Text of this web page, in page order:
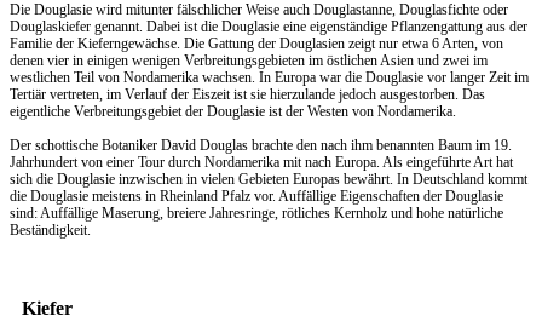
Die Douglasie wird mitunter fälschlicher Weise auch Douglastanne, Douglasfichte oder
Douglaskiefer genannt. Dabei ist die Douglasie eine eigenständige Pflanzengattung aus der
Familie der Kieferngewächse. Die Gattung der Douglasien zeigt nur etwa 6 Arten, von
denen vier in einigen wenigen Verbreitungsgebieten im östlichen Asien und zwei im
westlichen Teil von Nordamerika wachsen. In Europa war die Douglasie vor langer Zeit im
Tertiär vertreten, im Verlauf der Eiszeit ist sie hierzulande jedoch ausgestorben. Das
eigentliche Verbreitungsgebiet der Douglasie ist der Westen von Nordamerika.
Der schottische Botaniker David Douglas brachte den nach ihm benannten Baum im 19.
Jahrhundert von einer Tour durch Nordamerika mit nach Europa. Als eingeführte Art hat
sich die Douglasie inzwischen in vielen Gebieten Europas bewährt. In Deutschland kommt
die Douglasie meistens in Rheinland Pfalz vor. Auffällige Eigenschaften der Douglasie
sind: Auffällige Maserung, breiere Jahresringe, rötliches Kernholz und hohe natürliche
Beständigkeit.
Kiefer